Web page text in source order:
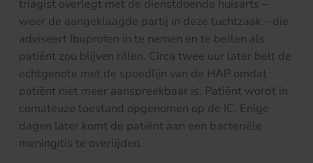
triagist overlegt met de dienstdoende huisarts –
weer de aangeklaagde partij in deze tuchtzaak – die
adviseert Ibuprofen in te nemen en te bellen als
patiënt zou blijven rillen. Circa twee uur later belt de
echtgenote met de spoedlijn van de HAP omdat
patiënt niet meer aanspreekbaar is. Patiënt wordt in
comateuze toestand opgenomen op de IC. Enige
dagen later komt de patiënt aan een bacteriële
meningitis te overlijden.